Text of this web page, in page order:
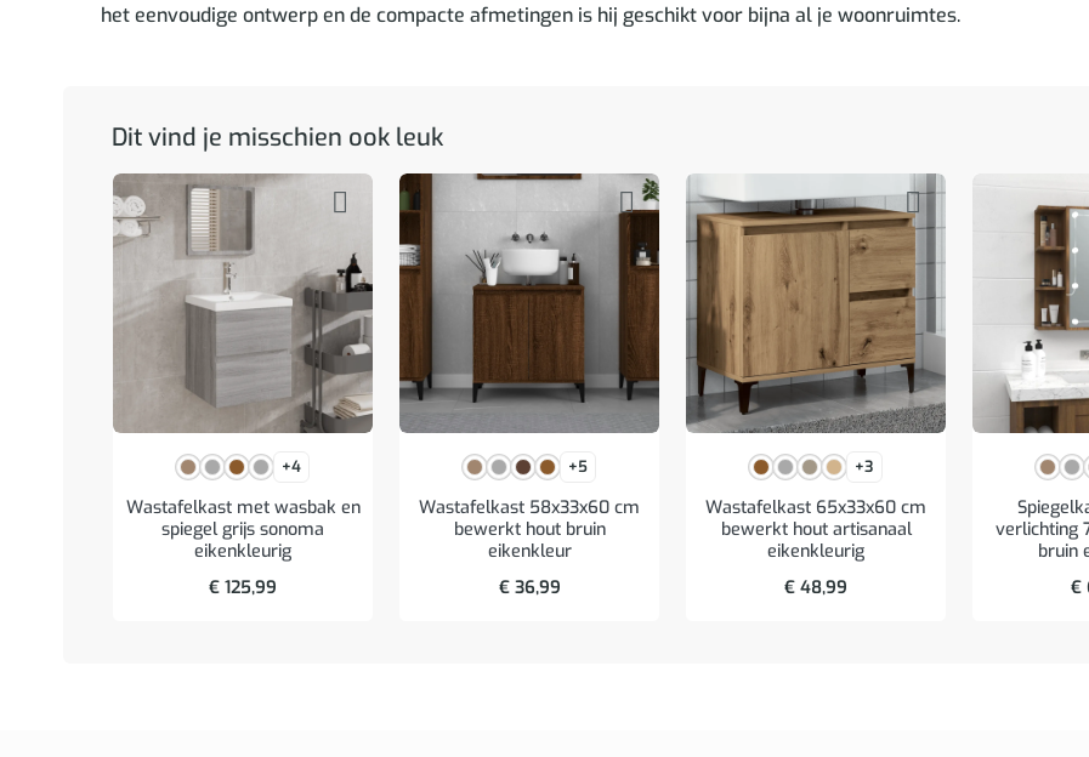
het eenvoudige ontwerp en de compacte afmetingen is hij geschikt voor bijna al je woonruimtes.
Dit vind je misschien ook leuk
+4
Wastafelkast met wasbak en
spiegel grijs sonoma
eikenkleurig
€ 125,99
+5
Wastafelkast 58x33x60 cm
bewerkt hout bruin
eikenkleur
€36,99
+3
Wastafelkast 65x33x60 cm
bewerkt hout artisanaal
eikenkleurig
€ 48,99
verlichting
bruin
€